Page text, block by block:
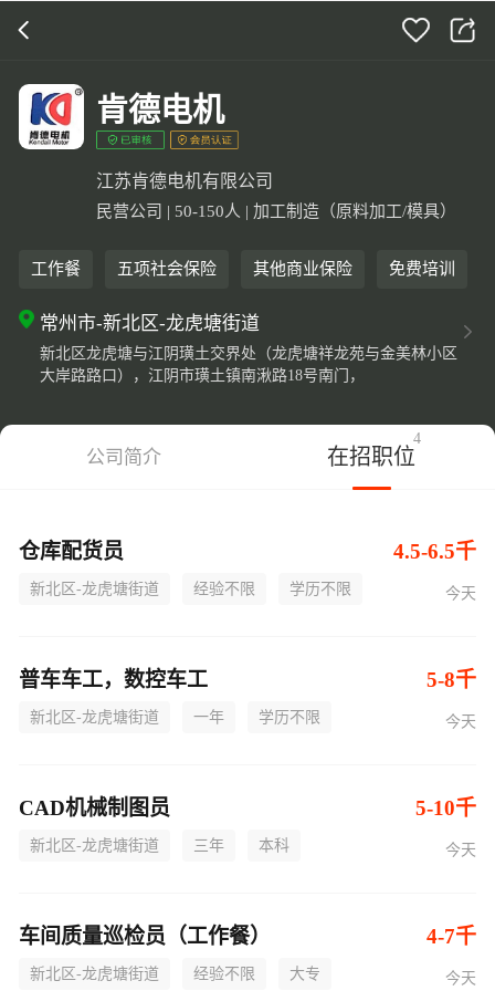
肯德电机
江苏肯德电机有限公司
民营公司 | 50-150人 | 加工制造（原料加工/模具）
工作餐 五项社会保险 其他商业保险 免费培训
常州市-新北区-龙虎塘街道
新北区龙虎塘与江阴璜土交界处（龙虎塘祥龙苑与金美林小区
大岸路路口），江阴市璜土镇南湫路18号南门，
公司简介 在招职位
4
仓库配货员 4.5-6.5千
新北区-龙虎塘街道 经验不限 学历不限 今天
普车车工，数控车工 5-8千
新北区-龙虎塘街道 一年 学历不限 今天
CAD机械制图员 5-10千
新北区-龙虎塘街道 三年 本科 今天
车间质量巡检员（工作餐） 4-7千
新北区-龙虎塘街道 经验不限 大专 今天